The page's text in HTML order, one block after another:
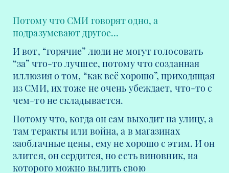
Потому что СМИ говорят одно, а
подразумевают другое…
И вот, “горячие” люди не могут голосовать
“за” что-то лучшее, потому что созданная
иллюзия о том, “как всё хорошо”, приходящая
из СМИ, их тоже не очень убеждает, что-то с
чем-то не складывается.
Потому что, когда он сам выходит на улицу, а
там теракты или война, а в магазинах
заоблачные цены, ему не хорошо с этим. И он
злится, он сердится, но есть виновник, на
которого можно вылить свою